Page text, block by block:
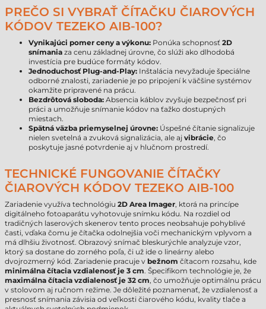
PREČO SI VYBRAŤ ČÍTAČKU ČIAROVÝCH
KÓDOV TEZEKO AIB-100?
Vynikajúci pomer ceny a výkonu: Ponúka schopnosť 2D
snímania za cenu základnej úrovne, čo slúži ako dlhodobá
investícia pre budúce formáty kódov.
Jednoduchosť Plug-and-Play: Inštalácia nevyžaduje špeciálne
odborné znalosti, zariadenie je po pripojení k väčšine systémov
okamžite pripravené na prácu.
Bezdrôtová sloboda: Absencia káblov zvyšuje bezpečnosť pri
práci a umožňuje snímanie kódov na ťažko dostupných
miestach.
Spätná väzba priemyselnej úrovne: Úspešné čítanie signalizuje
nielen svetelná a zvuková signalizácia, ale aj vibrácie, čo
poskytuje jasné potvrdenie aj v hlučnom prostredí.
TECHNICKÉ FUNGOVANIE ČÍTAČKY
ČIAROVÝCH KÓDOV TEZEKO AIB-100
Zariadenie využíva technológiu 2D Area Imager, ktorá na princípe
digitálneho fotoaparátu vyhotovuje snímku kódu. Na rozdiel od
tradičných laserových skenerov tento proces neobsahuje pohyblivé
časti, vďaka čomu je čítačka odolnejšia voči mechanickým vplyvom a
má dlhšiu životnosť. Obrazový snímač bleskurýchle analyzuje vzor,
ktorý sa dostane do zorného poľa, či už ide o lineárny alebo
dvojrozmerný kód. Zariadenie pracuje v bežnom čítacom rozsahu, kde
minimálna čítacia vzdialenosť je 3 cm. Špecifikom technológie je, že
maximálna čítacia vzdialenosť je 32 cm, čo umožňuje optimálnu prácu
v stolovom aj ručnom režime. Je dôležité poznamenať, že vzdialenosť a
presnosť snímania závisia od veľkosti čiarového kódu, kvality tlače a